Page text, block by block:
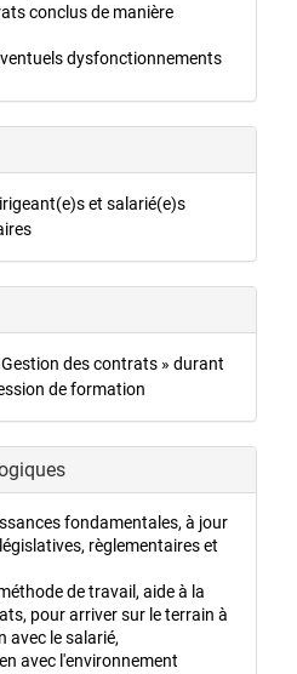
conclus de manière
dysfonctionnements
et salarié(e)s
des contrats » durant
de formation
fondamentales, à jour
règlementaires et
de travail, aide à la
pour arriver sur le terrain à
avec le salarié,
avec l'environnement